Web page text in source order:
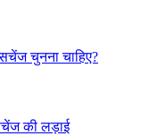
चुनना चाहिए?
की लड़ाई